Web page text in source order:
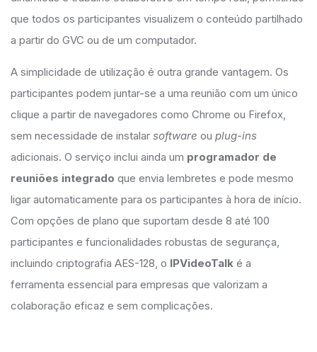
que todos os participantes visualizem o conteúdo partilhado
a partir do GVC ou de um computador.
A simplicidade de utilização é outra grande vantagem. Os
participantes podem juntar-se a uma reunião com um único
clique a partir de navegadores como Chrome ou Firefox,
sem necessidade de instalar software ou plug-ins
adicionais. O serviço inclui ainda um programador de
reuniões integrado que envia lembretes e pode mesmo
ligar automaticamente para os participantes à hora de início.
Com opções de plano que suportam desde 8 até 100
participantes e funcionalidades robustas de segurança,
incluindo criptografia AES-128, o IPVideoTalk é a
ferramenta essencial para empresas que valorizam a
colaboração eficaz e sem complicações.